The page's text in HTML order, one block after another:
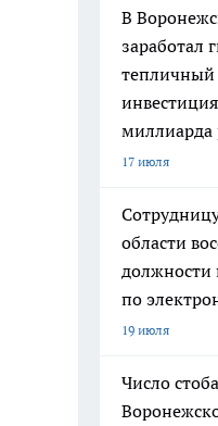
В
заработал
тепличный
миллиарда
17 июля
области
должности
по
19 июля
Число